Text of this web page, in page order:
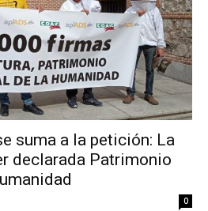
suma a la petición: La
declarada Patrimonio
0